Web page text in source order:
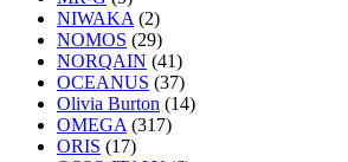
NIWAKA (2)
NOMOS (29)
NORQAIN (41)
OCEANUS (37)
Olivia Burton (14)
OMEGA (317)
ORIS (17)